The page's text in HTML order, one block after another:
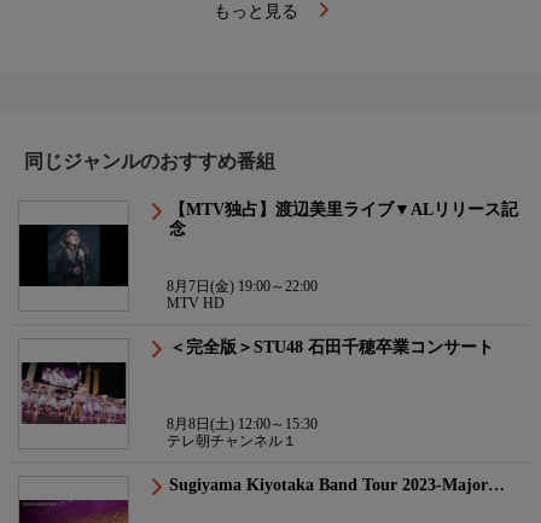
もっと見る
同じジャンルのおすすめ番組
【MTV独占】渡辺美里ライブ▼ALリリース記
念
8月7日(金) 19:00～22:00
MTV HD
＜完全版＞STU48 石田千穂卒業コンサート
8月8日(土) 12:00～15:30
テレ朝チャンネル１
Sugiyama Kiyotaka Band Tour 2023-Major…